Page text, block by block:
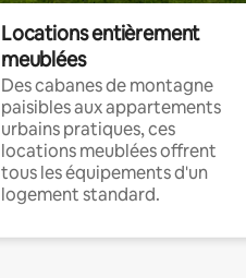
Locations entièrement
meublées
Des cabanes de montagne
paisibles aux appartements
urbains pratiques, ces
locations meublées offrent
tous les équipements d'un
logement standard.